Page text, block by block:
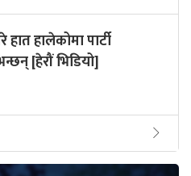
हालेकोमा पार्टी
[हेरौं भिडियो]